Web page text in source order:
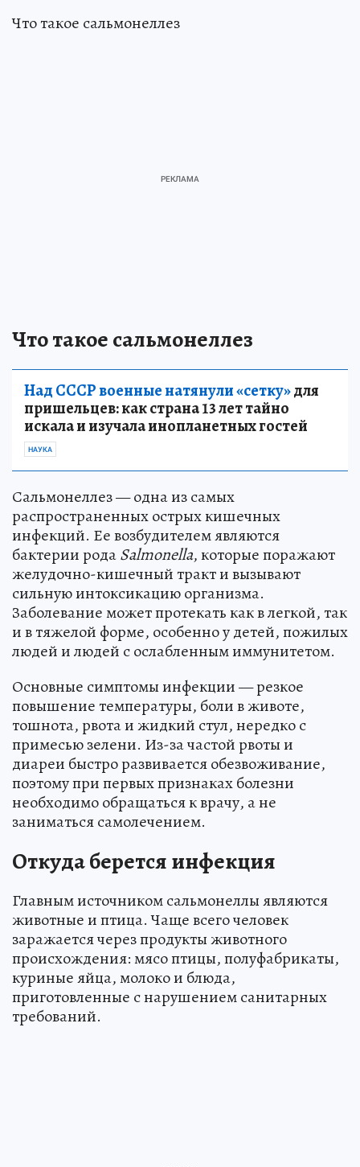
Что такое сальмонеллез
Что такое сальмонеллез
Над СССР военные натянули «сетку»для
пришельцев: как страна 13 лет тайно
искала и изучала инопланетных гостей
НАУКА
Сальмонеллез — одна из самых
распространенных острых кишечных
инфекций. Ее возбудителем являются
бактерии родаSalmonella, которые поражают
желудочно-кишечный тракт и вызывают
сильную интоксикацию организма.
Заболевание может протекать как в легкой, так
и в тяжелой форме, особенно у детей, пожилых
людей и людей с ослабленным иммунитетом.
Основные симптомы инфекции — резкое
повышение температуры, боли в животе,
тошнота, рвота и жидкий стул, нередко с
примесью зелени. Из-за частой рвоты и
диареи быстро развивается обезвоживание,
поэтому при первых признаках болезни
необходимо обращаться к врачу, а не
заниматься самолечением.
Откуда берется инфекция
Главным источником сальмонеллы являются
животные и птица. Чаще всего человек
заражается через продукты животного
происхождения: мясо птицы, полуфабрикаты,
куриные яйца, молоко и блюда,
приготовленные с нарушением санитарных
требований.